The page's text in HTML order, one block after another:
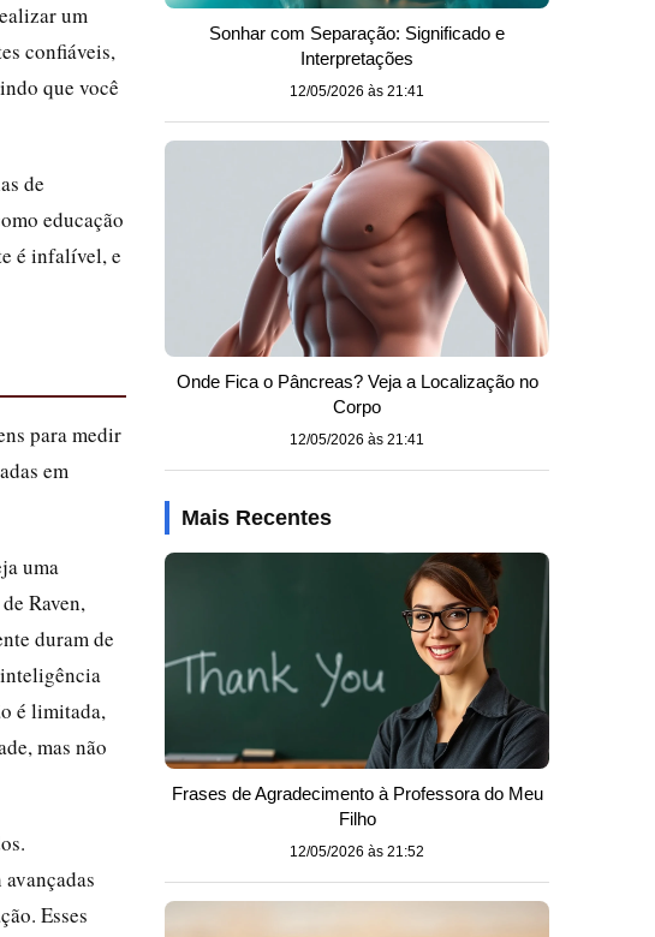
um
confiáveis,
que você
de
educação
é infalível, e
para medir
em
uma
Raven,
duram de
é limitada,
mas não
Esses
Sonhar com Separação: Significado e
Interpretações
12/05/2026 às 21:41
Onde Fica o Pâncreas? Veja a Localização no
Corpo
12/05/2026 às 21:41
Mais Recentes
Frases de Agradecimento à Professora do Meu
Filho
12/05/2026 às 21:52